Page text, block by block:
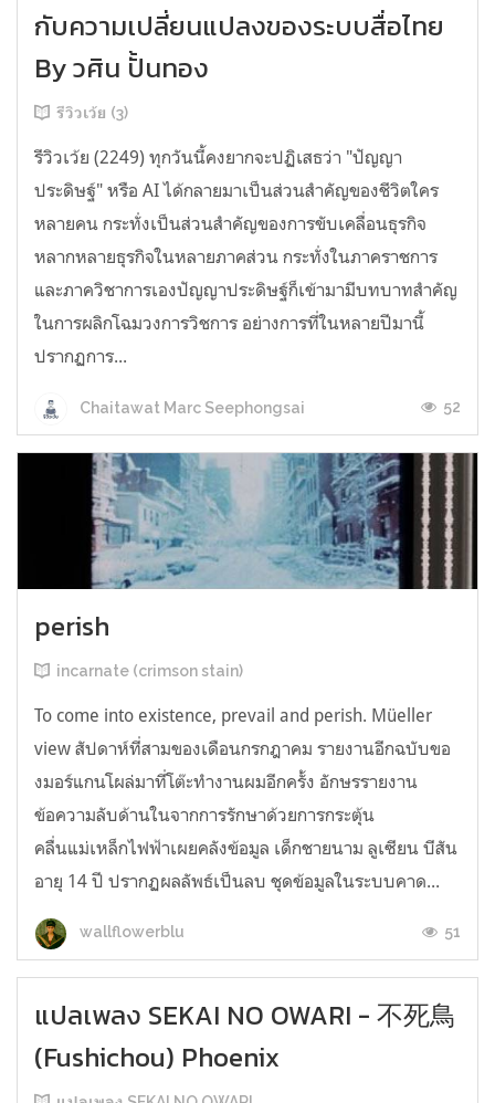
กับความเปลี่ยนแปลงของระบบสื่อไทย
By วศิน ปั้นทอง
รีวิวเว้ย (3)
รีวิวเว้ย (2249) ทุกวันนี้คงยากจะปฏิเสธว่า "ปัญญา
ประดิษฐ์" หรือ AI ได้กลายมาเป็นส่วนสำคัญของชีวิตใคร
หลายคน กระทั่งเป็นส่วนสำคัญของการขับเคลื่อนธุรกิจ
หลากหลายธุรกิจในหลายภาคส่วน กระทั่งในภาคราชการ
และภาควิชาการเองปัญญาประดิษฐ์ก็เข้ามามีบทบาทสำคัญ
ในการผลิกโฉมวงการวิชการ อย่างการที่ในหลายปีมานี้
ปรากฏการ...
Chaitawat Marc Seephongsai 52
perish
incarnate (crimson stain)
To come into existence, prevail and perish. Müeller
view สัปดาห์ที่สามของเดือนกรกฎาคม รายงานอีกฉบับขอ
งมอร์แกนโผล่มาที่โต๊ะทำงานผมอีกครั้ง อักษรรายงาน
ข้อความลับด้านในจากการรักษาด้วยการกระตุ้น
คลื่นแม่เหล็กไฟฟ้าเผยคลังข้อมูล เด็กชายนาม ลูเซียน บีสัน
อายุ 14 ปี ปรากฏผลลัพธ์เป็นลบ ชุดข้อมูลในระบบคาด...
wallflowerblu 51
แปลเพลง SEKAI NO OWARI - 不死鳥
(Fushichou) Phoenix